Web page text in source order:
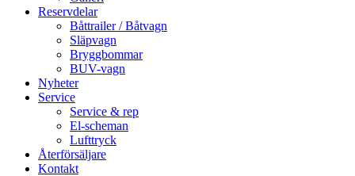
Reservdelar
Båttrailer / Båtvagn
Släpvagn
Bryggbommar
BUV-vagn
Nyheter
Service
Service & rep
El-scheman
Lufttryck
Återförsäljare
Kontakt